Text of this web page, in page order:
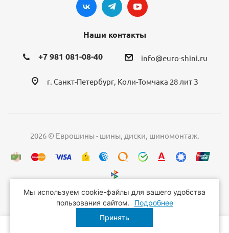
Наши контакты
+7 981 081-08-40 info@euro-shini.ru
г. Санкт-Петербург, Коли-Томчака 28 лит З
2026 © Еврошины - шины, диски, шиномонтаж.
Мы используем cookie-файлы для вашего удобства
пользования сайтом.
Подробнее
Принять